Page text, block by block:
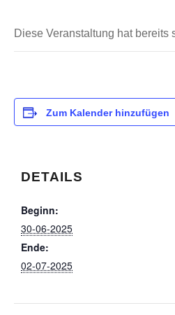
Diese Veranstaltung hat bereits
Zum Kalender hinzufügen
DETAILS
Beginn:
30-06-2025
Ende:
02-07-2025